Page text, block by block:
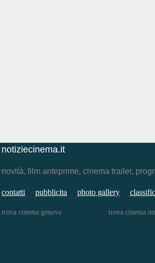
notiziecinema.it
novità, film anteprime, cinema trailer,
contatti pubblicita photo gallery
trova cinema genova trova cinema